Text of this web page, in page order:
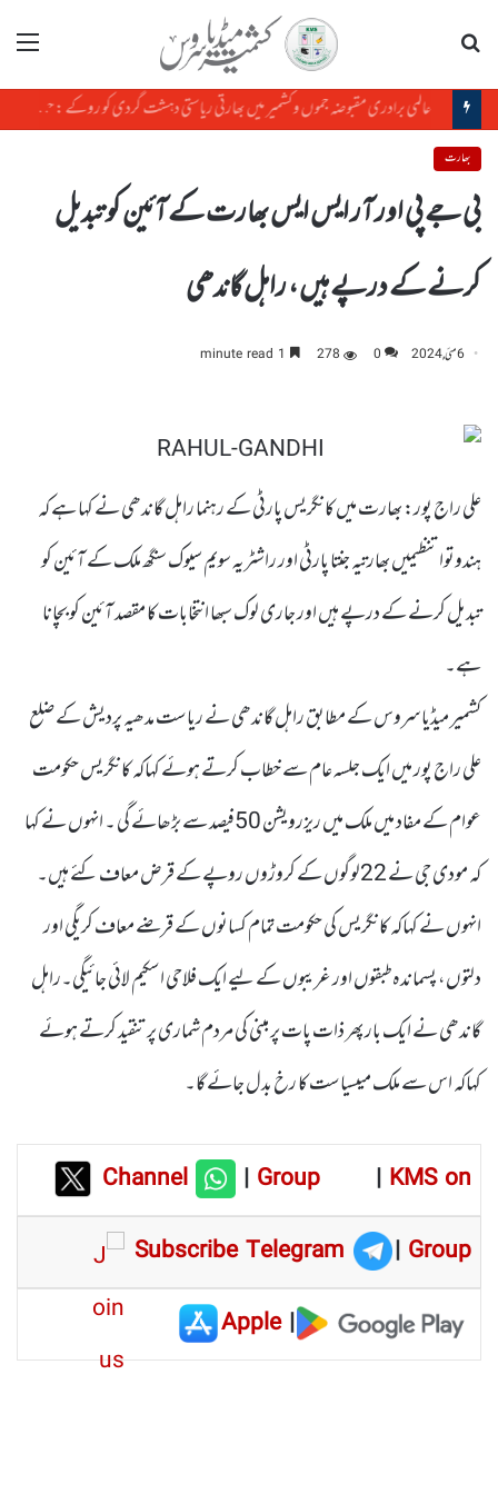
مینو
بھارت :جھارکھنڈمیں بھوک ہڑتال کے دوران طالب علم رہنما کی طبیعت بگڑ گئی
بھارت
بی جے پی اور آر ایس ایس بھارت کے آئین کو تبدیل
کرنے کے درپے ہیں ، راہل گاندھی
6 مئی, 2024 0
278
علی راج پور: بھارت میں کانگریس پارٹی کے رہنما راہل گاندھی نے کہا ہے کہ
ہندوتوا تنظیمیں بھارتیہ جنتا پارٹی اور راشٹریہ سویم سیوک سنگھ ملک کے آئین کو
تبدیل کرنے کے درپے ہیں اور جاری لوک سبھا انتخابات کا مقصد آئین کو بچانا
ہے۔
کشمیر میڈیا سروس کے مطابق راہل گاندھی نے ریاست مدھیہ پردیش کے ضلع
علی راج پور میں ایک جلسہ عام سے خطاب کرتے ہوئے کہاکہ کانگریس حکومت
عوام کے مفاد میں ملک میں ریزرویشن 50فیصد سے بڑھائے گی ۔ انہوں نے کہا
کہ مودی جی نے 22لوگوں کے کروڑوں روپے کے قرض معاف کئے ہیں۔
انہوں نے کہاکہ کانگریس کی حکومت تمام کسانوں کے قرضے معاف کریگی اور
دلتوں، پسماندہ طبقوں اور غریبوں کے لیے ایک فلاحی اسکیم لائی جائیگی۔راہل
گاندھی نے ایک بار پھر ذات پات پر مبنی کی مردم شماری پر تنقید کرتے ہوئے
کہاکہ اس سے ملک میںسیاست کا رخ بدل جائے گا۔
Channel |Group | KMS on
Subscribe Telegram
| Group
|
Apple